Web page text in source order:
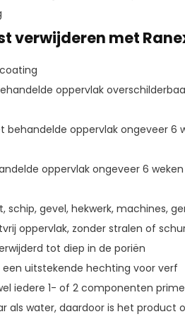
verwijderen met
oppervlak
behandelde oppervlak ongeveer 6
oppervlak ongeveer 6
schip, gevel, hekwerk, machines,
oppervlak, zonder stralen of
tot diep in de poriën
uitstekende hechting voor verf
iedere 1- of 2 componenten
als water, daardoor is het product